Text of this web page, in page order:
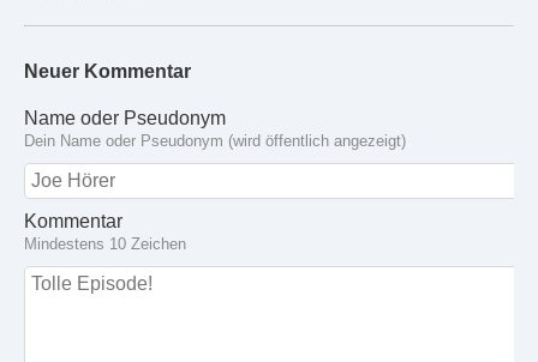
Neuer Kommentar
Name oder Pseudonym
Dein Name oder Pseudonym (wird öffentlich angezeigt)
Kommentar
Mindestens 10 Zeichen